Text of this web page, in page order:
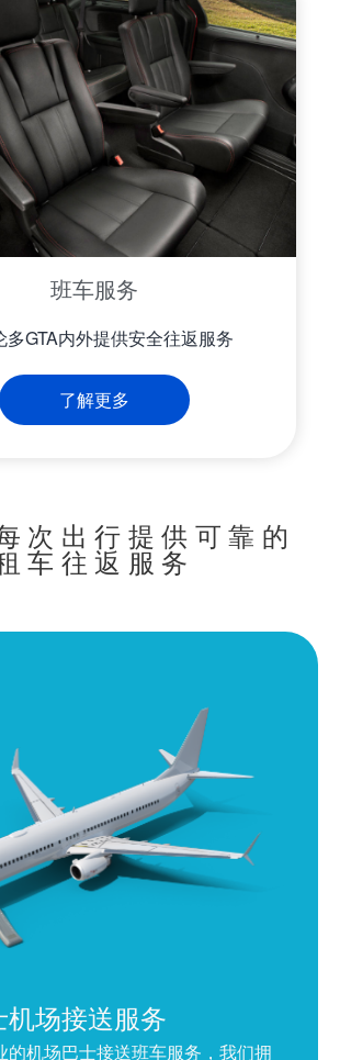
班车服务
多GTA内外提供安全往返服务
了解更多
次出行提供可靠的
车往返服务
机场接送服务
的机场巴士接送班车服务，我们拥